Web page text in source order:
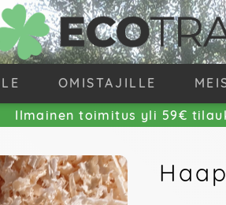
OMISTAJILLE
Ilmainen toimitus yli 59€